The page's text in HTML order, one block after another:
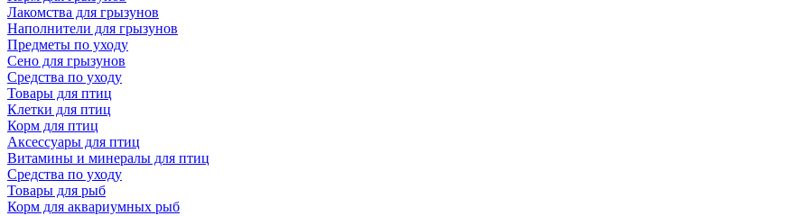
Лакомства для грызунов
Наполнители для грызунов
Предметы по уходу
Сено для грызунов
Средства по уходу
Товары для птиц
Клетки для птиц
Корм для птиц
Аксессуары для птиц
Витамины и минералы для птиц
Средства по уходу
Товары для рыб
Корм для аквариумных рыб